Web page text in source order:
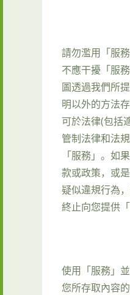
請勿濫用「服
不應干擾「服
圖透過我們所
明以外的方法
可於法律(包括
管制法律和法
「服務」。如
款或政策，或
疑似違規行為
終止向您提供「
使用「服務」
您所存取內容